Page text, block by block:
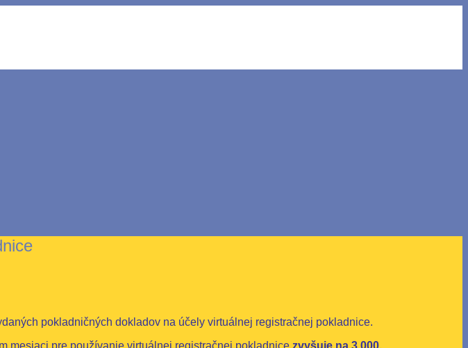
pokladničných dokladov na účely virtuálnej registračnej pokladnice.
mesiaci pre používanie virtuálnej registračnej pokladnice zvyšuje na 3 000.